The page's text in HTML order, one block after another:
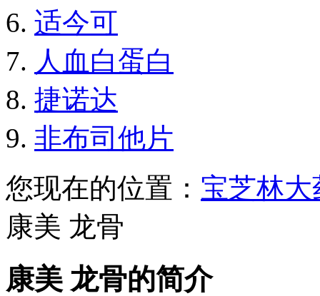
适今可
人血白蛋白
捷诺达
非布司他片
您现在的位置： 宝芝林大
康美 龙骨
康美 龙骨的简介